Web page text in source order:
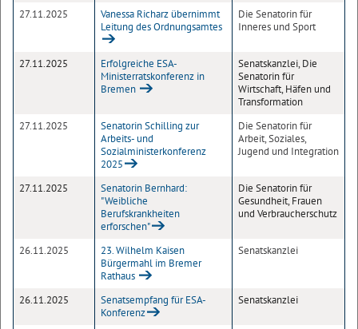
27.11.2025
Vanessa Richarz übernimmt
Leitung des Ordnungsamtes
Die Senatorin für
Inneres und Sport
27.11.2025
Erfolgreiche ESA-
Ministerratskonferenz in
Bremen
Senatskanzlei, Die
Senatorin für
Wirtschaft, Häfen und
Transformation
27.11.2025
Senatorin Schilling zur
Arbeits- und
Sozialministerkonferenz
2025
Die Senatorin für
Arbeit, Soziales,
Jugend und Integration
27.11.2025
Senatorin Bernhard:
"Weibliche
Berufskrankheiten
erforschen"
Die Senatorin für
Gesundheit, Frauen
und Verbraucherschutz
26.11.2025
23. Wilhelm Kaisen
Bürgermahl im Bremer
Rathaus
Senatskanzlei
26.11.2025
Senatsempfang für ESA-
Konferenz
Senatskanzlei